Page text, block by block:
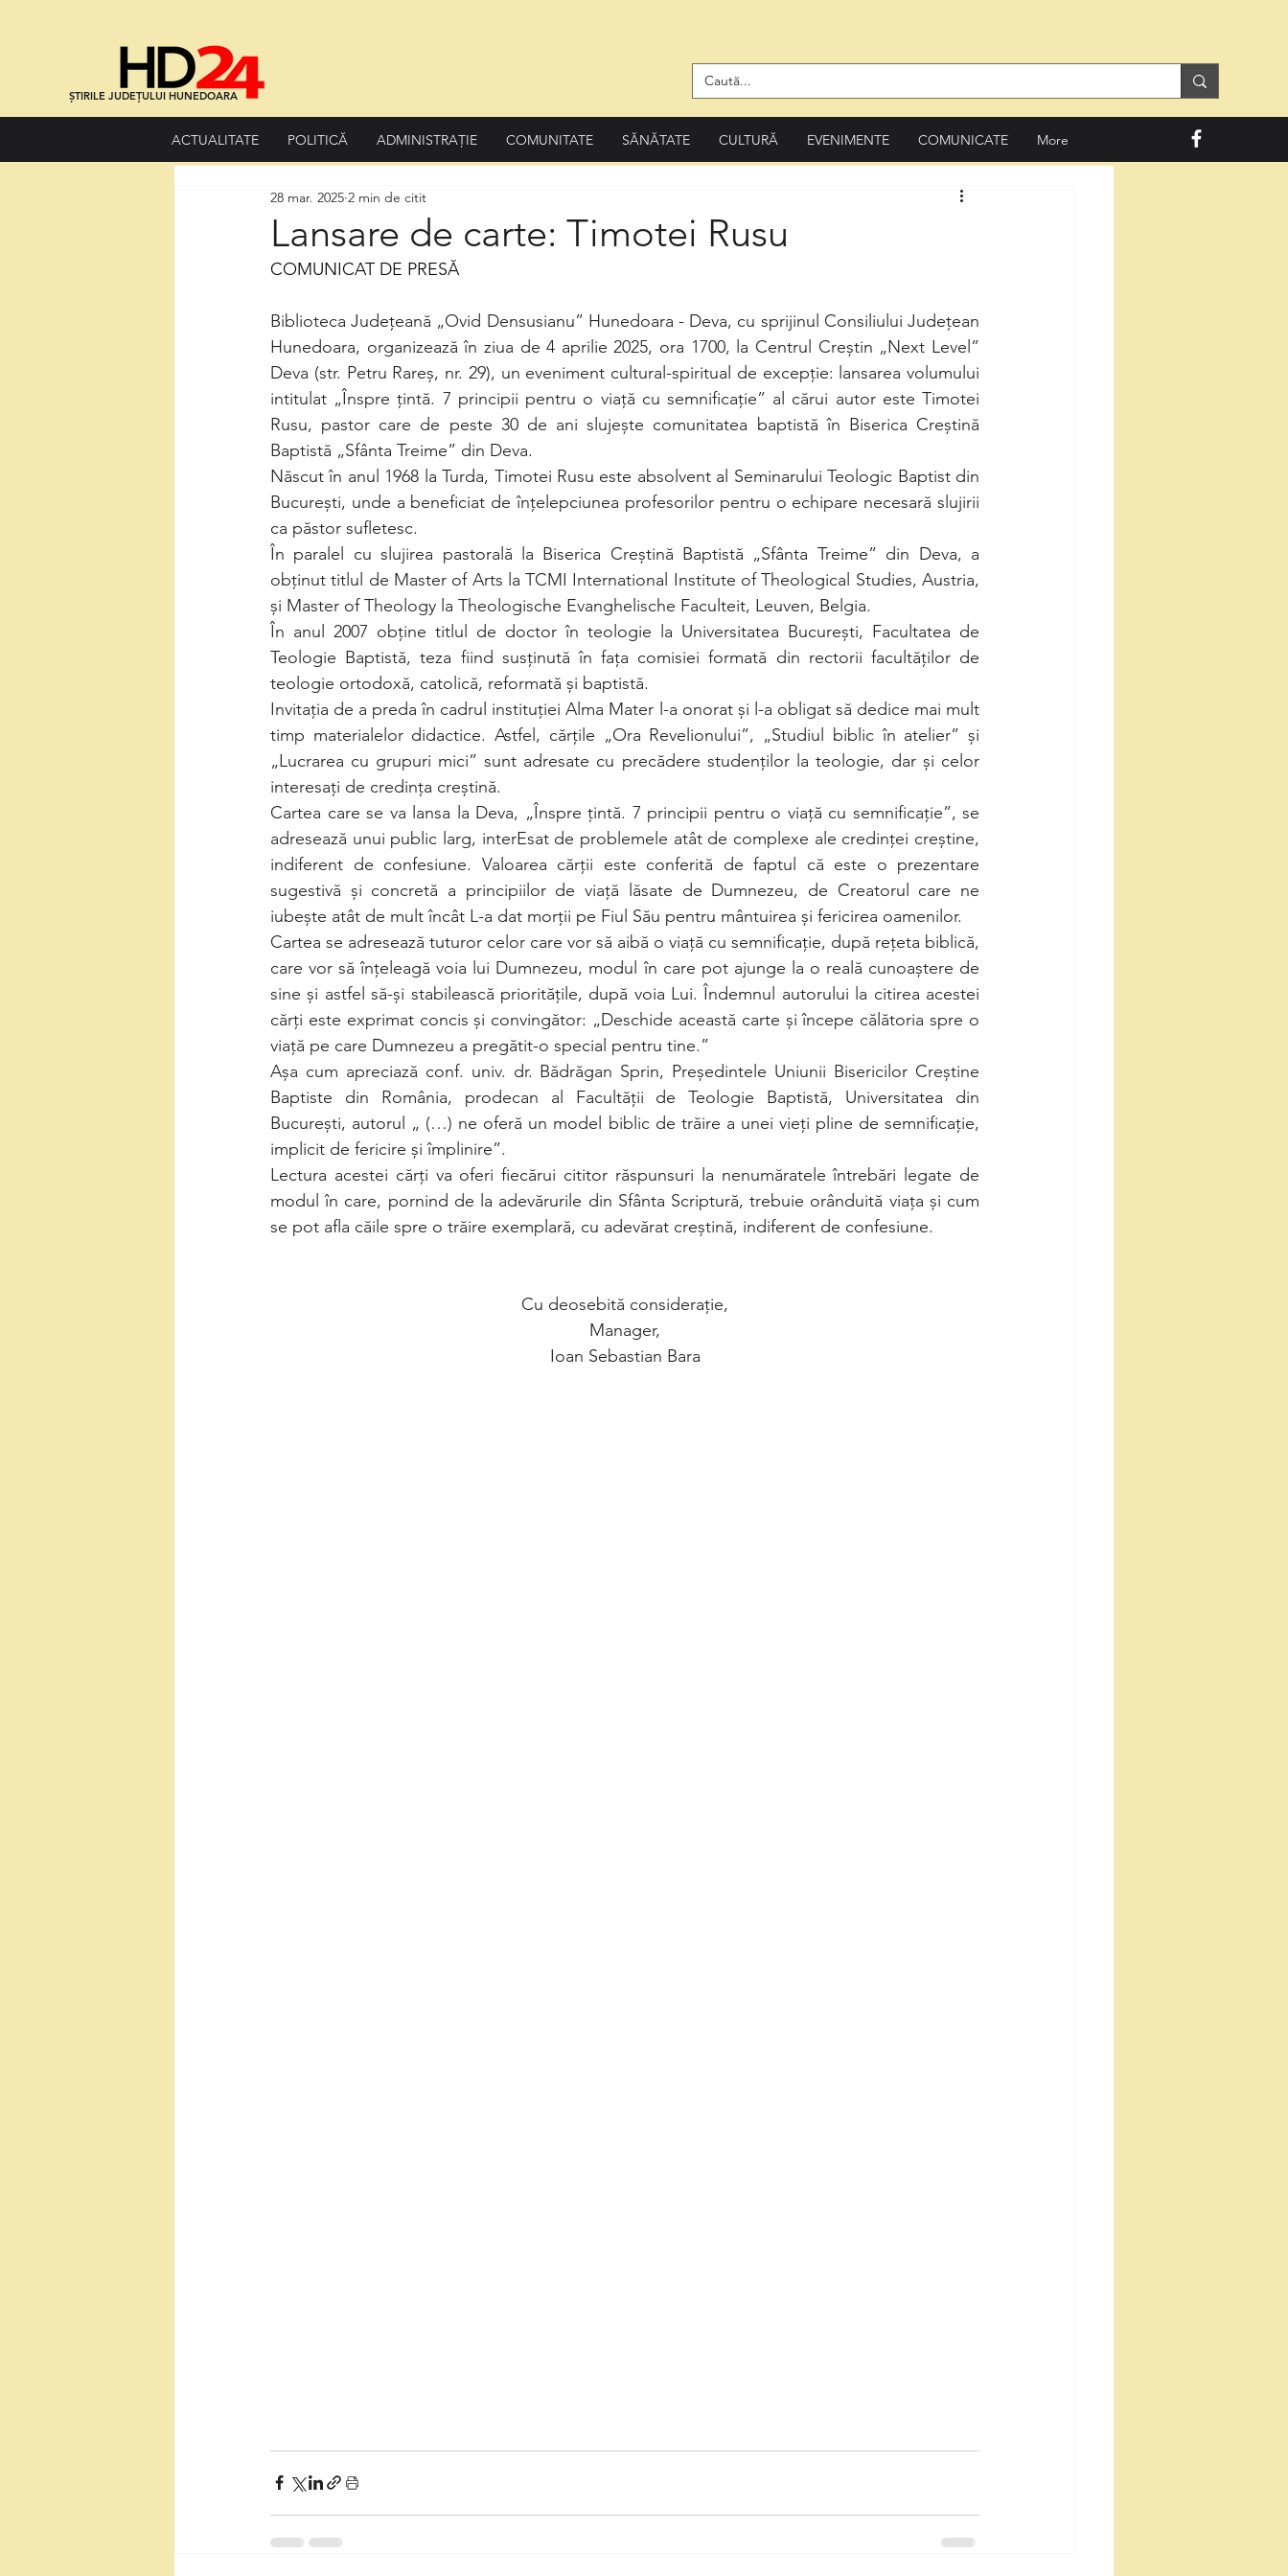
ȘTIRILE JUDEȚULUI HUNEDOARA
ACTUALITATE POLITICĂ ADMINISTRAȚIE COMUNITATE SĂNĂTATE CULTURĂ EVENIMENTE COMUNICATE More
Lansare de carte: Timotei Rusu
28 mar. 2025 2 min de citit
COMUNICAT DE PRESĂ
Biblioteca Județeană „Ovid Densusianu” Hunedoara - Deva, cu sprijinul Consiliului Județean
Hunedoara, organizează în ziua de 4 aprilie 2025, ora 1700, la Centrul Creștin „Next Level”
Deva (str. Petru Rareș, nr. 29), un eveniment cultural-spiritual de excepție: lansarea volumului
intitulat „Înspre țintă. 7 principii pentru o viață cu semnificație” al cărui autor este Timotei
Rusu, pastor care de peste 30 de ani slujește comunitatea baptistă în Biserica Creștină
Baptistă „Sfânta Treime” din Deva.
Născut în anul 1968 la Turda, Timotei Rusu este absolvent al Seminarului Teologic Baptist din
București, unde a beneficiat de înțelepciunea profesorilor pentru o echipare necesară slujirii
ca păstor sufletesc.
În paralel cu slujirea pastorală la Biserica Creștină Baptistă „Sfânta Treime” din Deva, a
obținut titlul de Master of Arts la TCMI International Institute of Theological Studies, Austria,
și Master of Theology la Theologische Evanghelische Faculteit, Leuven, Belgia.
În anul 2007 obține titlul de doctor în teologie la Universitatea București, Facultatea de
Teologie Baptistă, teza fiind susținută în fața comisiei formată din rectorii facultăților de
teologie ortodoxă, catolică, reformată și baptistă.
Invitația de a preda în cadrul instituției Alma Mater l-a onorat și l-a obligat să dedice mai mult
timp materialelor didactice. Astfel, cărțile „Ora Revelionului”, „Studiul biblic în atelier” și
„Lucrarea cu grupuri mici” sunt adresate cu precădere studenților la teologie, dar și celor
interesați de credința creștină.
Cartea care se va lansa la Deva, „Înspre țintă. 7 principii pentru o viață cu semnificație”, se
adresează unui public larg, interEsat de problemele atât de complexe ale credinței creștine,
indiferent de confesiune. Valoarea cărții este conferită de faptul că este o prezentare
sugestivă și concretă a principiilor de viață lăsate de Dumnezeu, de Creatorul care ne
iubește atât de mult încât L-a dat morții pe Fiul Său pentru mântuirea și fericirea oamenilor.
Cartea se adresează tuturor celor care vor să aibă o viață cu semnificație, după rețeta biblică,
care vor să înțeleagă voia lui Dumnezeu, modul în care pot ajunge la o reală cunoaștere de
sine și astfel să-și stabilească prioritățile, după voia Lui. Îndemnul autorului la citirea acestei
cărți este exprimat concis și convingător: „Deschide această carte și începe călătoria spre o
viață pe care Dumnezeu a pregătit-o special pentru tine.”
Așa cum apreciază conf. univ. dr. Bădrăgan Sprin, Președintele Uniunii Bisericilor Creștine
Baptiste din România, prodecan al Facultății de Teologie Baptistă, Universitatea din
București, autorul „ (…) ne oferă un model biblic de trăire a unei vieți pline de semnificație,
implicit de fericire și împlinire”.
Lectura acestei cărți va oferi fiecărui cititor răspunsuri la nenumăratele întrebări legate de
modul în care, pornind de la adevărurile din Sfânta Scriptură, trebuie orânduită viața și cum
se pot afla căile spre o trăire exemplară, cu adevărat creștină, indiferent de confesiune.
Cu deosebită considerație,
Manager,
Ioan Sebastian Bara